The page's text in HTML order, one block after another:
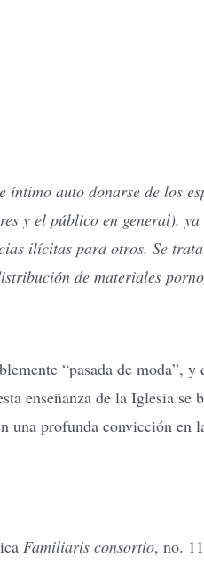
auto donarse de los
y el público en general),
ilícitas para otros. Se
de materiales
“pasada de moda”, y
enseñanza de la Iglesia se
una profunda convicción en
Familiaris consortio, no.